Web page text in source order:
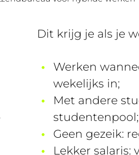
Dit krijg je als je
Werken
wekelijks in;
Met andere
studentenpool;
Geen gezeik:
Lekker salaris: